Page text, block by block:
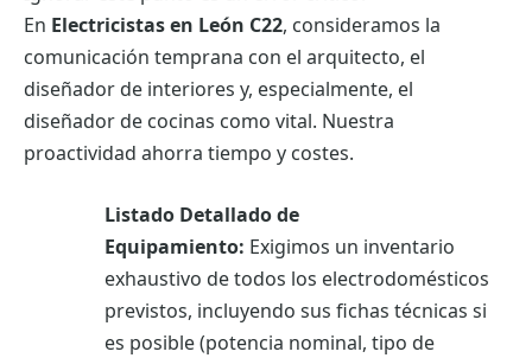
En Electricistas en León C22, consideramos la
comunicación temprana con el arquitecto, el
diseñador de interiores y, especialmente, el
diseñador de cocinas como vital. Nuestra
proactividad ahorra tiempo y costes.
Listado Detallado de
Equipamiento: Exigimos un inventario
exhaustivo de todos los electrodomésticos
previstos, incluyendo sus fichas técnicas si
es posible (potencia nominal, tipo de